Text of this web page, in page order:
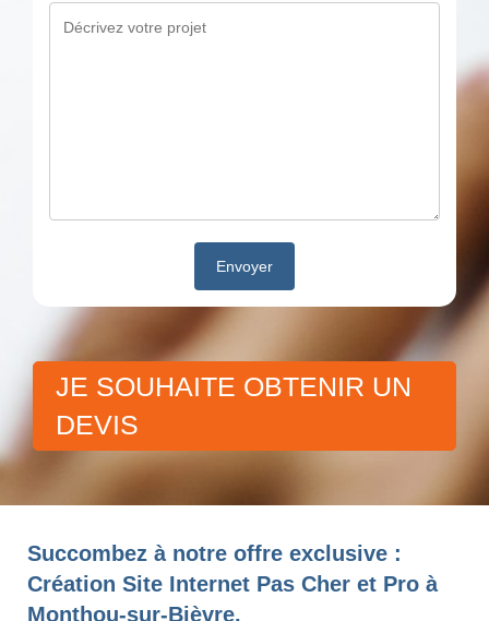
JE SOUHAITE OBTENIR UN
DEVIS
Succombez à notre offre exclusive :
Création Site Internet Pas Cher et Pro à
Monthou-sur-Bièvre.